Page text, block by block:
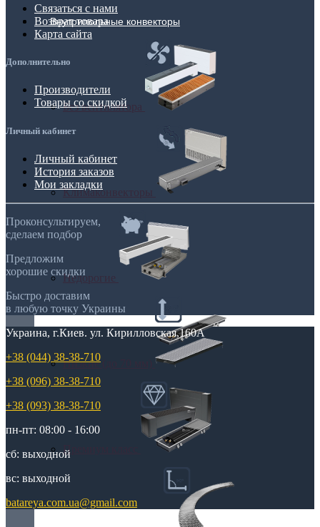
Внутрипольные конвекторы
Без вентилятора
Климаконвекторы
Недорогие
Низкие (до 70 мм)
Премиум класс
Связаться с нами
Возврат товара
Карта сайта
Дополнительно
Производители
Товары со скидкой
Личный кабинет
Личный кабинет
История заказов
Мои закладки
Проконсультируем,
сделаем подбор
Предложим
хорошие скидки
Быстро доставим
в любую точку Украины
Украина, г.Киев. ул. Кирилловская,160А
+38 (044) 38-38-710
+38 (096) 38-38-710
+38 (093) 38-38-710
пн-пт: 08:00 - 16:00
сб: выходной
вс: выходной
batareya.com.ua@gmail.com